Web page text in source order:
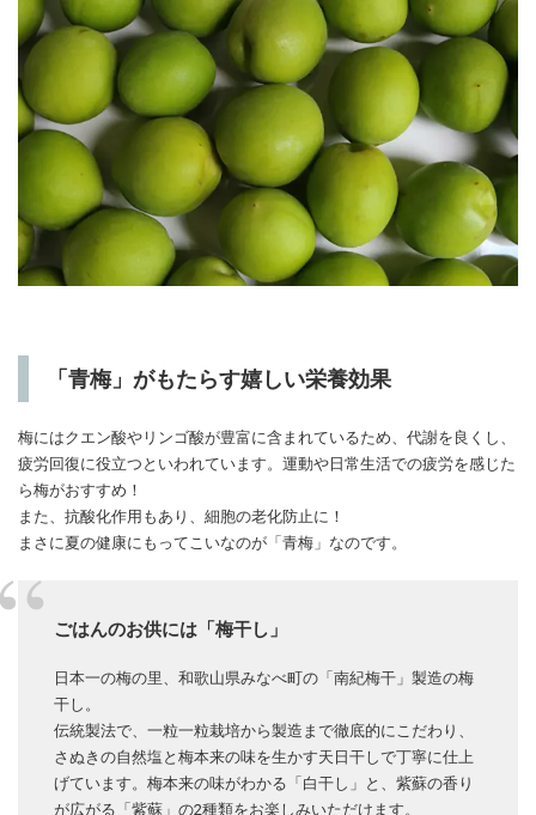
「青梅」がもたらす嬉しい栄養効果
梅にはクエン酸やリンゴ酸が豊富に含まれているため、代謝を良くし、
疲労回復に役立つといわれています。運動や日常生活での疲労を感じた
ら梅がおすすめ！
また、抗酸化作用もあり、細胞の老化防止に！
まさに夏の健康にもってこいなのが「青梅」なのです。
ごはんのお供には「梅干し」
日本一の梅の里、和歌山県みなべ町の「南紀梅干」製造の梅
干し。
伝統製法で、一粒一粒栽培から製造まで徹底的にこだわり、
さぬきの自然塩と梅本来の味を生かす天日干しで丁寧に仕上
げています。梅本来の味がわかる「白干し」と、紫蘇の香り
が広がる「紫蘇」の2種類をお楽しみいただけます。